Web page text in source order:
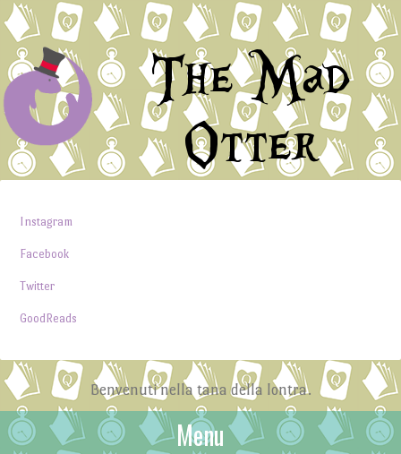
The Mad
Otter
Instagram
Facebook
Twitter
GoodReads
Benvenuti nella tana della lontra.
Menu